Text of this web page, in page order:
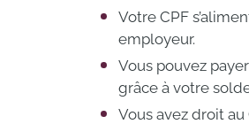
Votre CPF
employeur.
Vous pouvez
grâce à votre
Vous avez droit